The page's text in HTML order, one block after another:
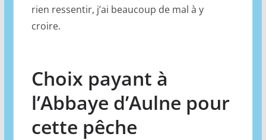
rien ressentir, j’ai beaucoup de mal à y
croire.
Choix payant à
l’Abbaye d’Aulne pour
cette pêche